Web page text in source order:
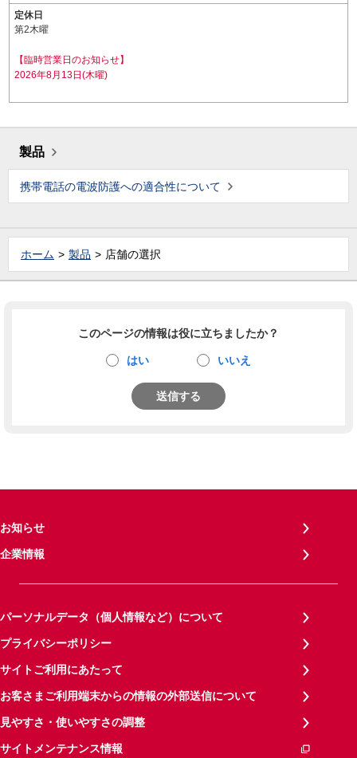
定休日
第2木曜
【臨時営業日のお知らせ】
2026年8月13日(木曜)
製品
携帯電話の電波防護への適合性について
ホーム 製品 店舗の選択
このページの情報は役に立ちましたか？
はい いいえ
送信する
お知らせ
企業情報
パーソナルデータ（個人情報など）について
プライバシーポリシー
サイトご利用にあたって
お客さまご利用端末からの情報の外部送信について
見やすさ・使いやすさの調整
サイトメンテナンス情報